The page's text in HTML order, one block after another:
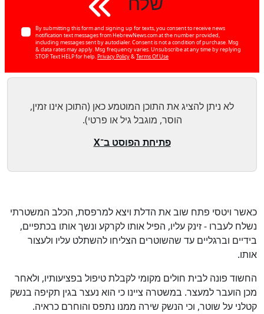
By submitting this form and signing up for texts, you consent to receive news
notification text messages from HebrewNews.com at the number provided,
including messages sent by autodialer. Consent is not a condition of purchase. Msg
& data rates may apply. Msg frequency varies. Unsubscribe at any time by replying
STOP. Text HELP for help. Privacy Policy& Terms Of Use
לא ניתן להציג את התוכן המוטמע כאן (התוכן אינו זמין,
הוסר, מוגבל גיל או פרטי).
פתיחת הפוסט ב־X
כאשר ויטסי פתח שוב את הדלת ויצא למרפסת, הכלב המשטרתי
נשלח לעברו - זינק עליו, הפיל אותו לקרקע ונשך אותו בכתפיים,
בידיים וברגליים עד שהשוטרים הצליחו להשתלט עליו ולעצור
אותו.
החשוד פונה לבית חולים מקומי לקבלת טיפול בפציעותיו, ולאחר
מכן הועבר למעצר. במשטרה ציינו כי הוא נעצר בגין תקיפה בנשק
קטלני על שוטר, וכי הנשק שירה ממנו נתפס והוחרם כראיה.